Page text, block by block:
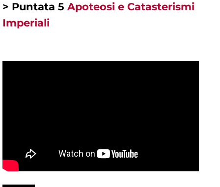
> Puntata 5 Apoteosi e Catasterismi
Imperiali